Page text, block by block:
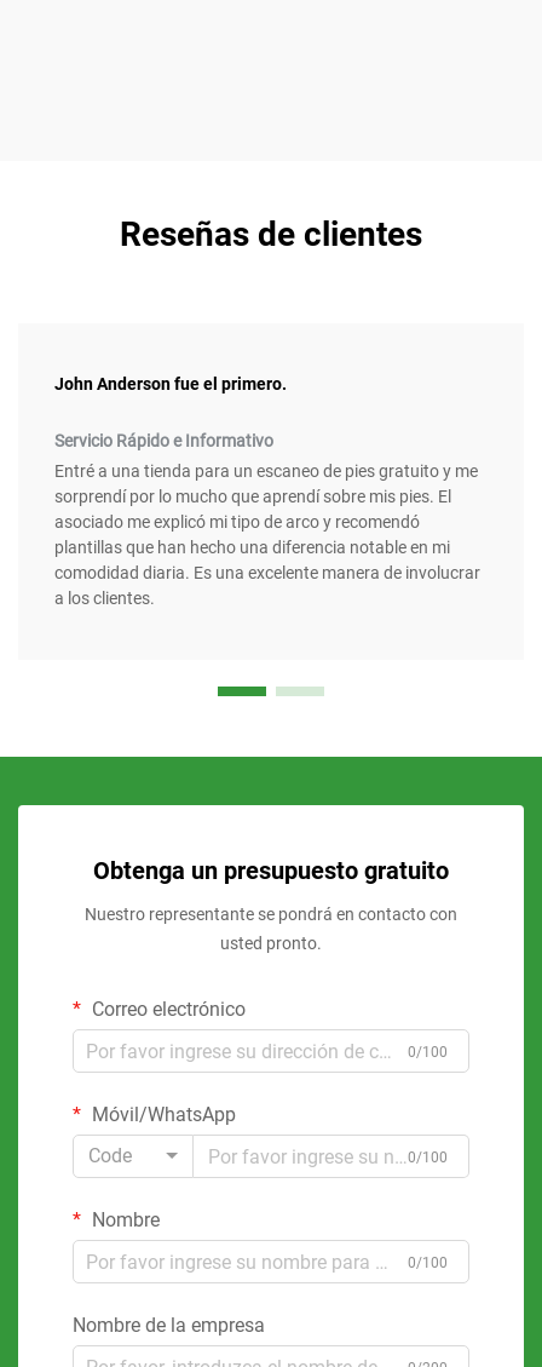
Reseñas de clientes
John Anderson fue el primero.
Servicio Rápido e Informativo
Entré a una tienda para un escaneo de pies gratuito y me
sorprendí por lo mucho que aprendí sobre mis pies. El
asociado me explicó mi tipo de arco y recomendó
plantillas que han hecho una diferencia notable en mi
comodidad diaria. Es una excelente manera de involucrar
a los clientes.
Obtenga un presupuesto gratuito
Nuestro representante se pondrá en contacto con
usted pronto.
Correo electrónico
0/100
Móvil/WhatsApp
Code
0/100
Nombre
0/100
Nombre de la empresa